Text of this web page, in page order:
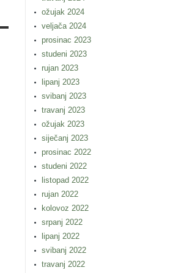
ožujak 2024
veljača 2024
prosinac 2023
studeni 2023
rujan 2023
lipanj 2023
svibanj 2023
travanj 2023
ožujak 2023
siječanj 2023
prosinac 2022
studeni 2022
listopad 2022
rujan 2022
kolovoz 2022
srpanj 2022
lipanj 2022
svibanj 2022
travanj 2022